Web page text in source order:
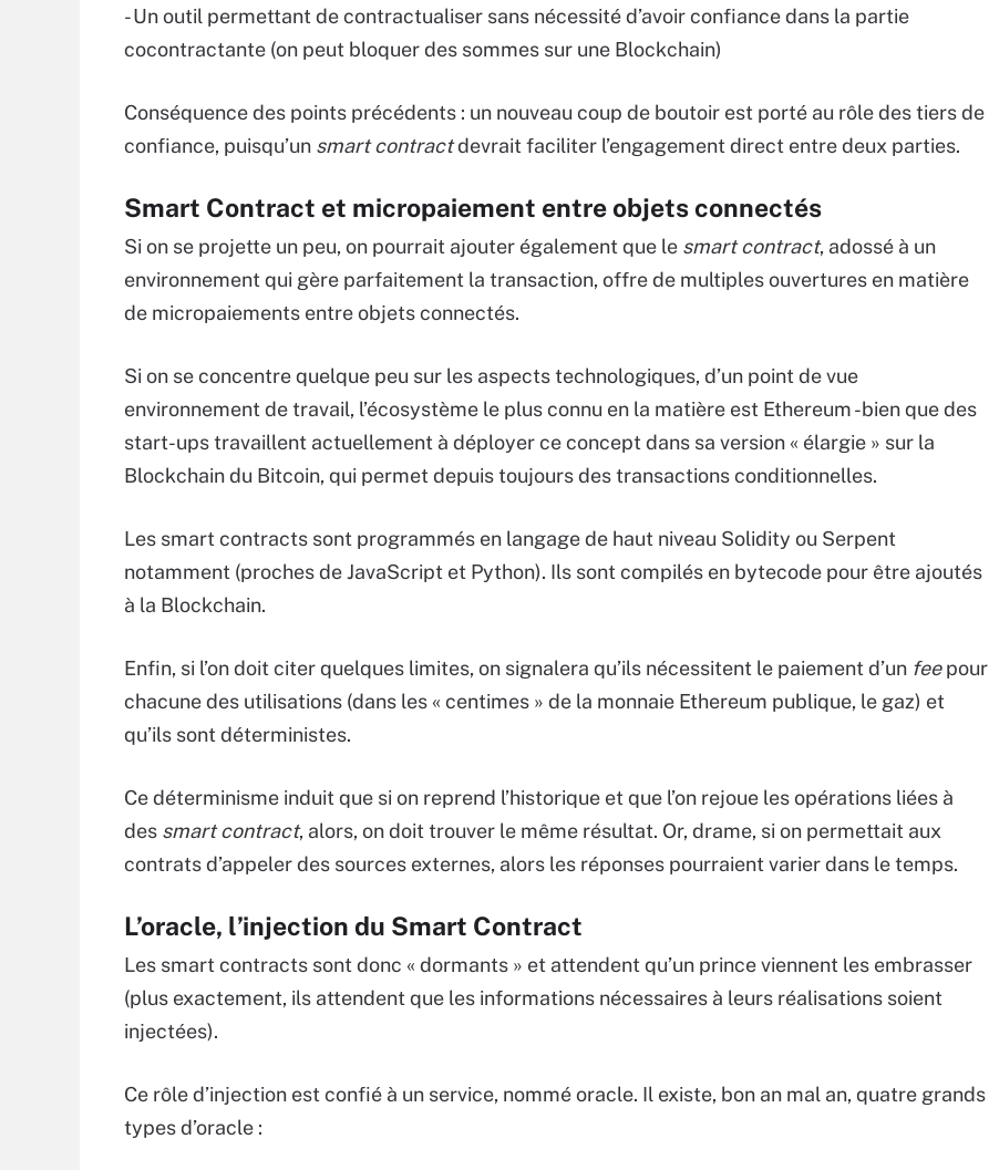
- Un outil permettant de contractualiser sans nécessité d’avoir confiance dans la partie
cocontractante (on peut bloquer des sommes sur une Blockchain)
Conséquence des points précédents : un nouveau coup de boutoir est porté au rôle des tiers de
confiance, puisqu’un smart contractdevrait faciliter l’engagement direct entre deux parties.
Smart Contract et micropaiement entre objets connectés
Si on se projette un peu, on pourrait ajouter également que le smart contract, adossé à un
environnement qui gère parfaitement la transaction, offre de multiples ouvertures en matière
de micropaiements entre objets connectés.
Si on se concentre quelque peu sur les aspects technologiques, d’un point de vue
environnement de travail, l’écosystème le plus connu en la matière est Ethereum -bien que des
start-ups travaillent actuellement à déployer ce concept dans sa version « élargie » sur la
Blockchain du Bitcoin, qui permet depuis toujours des transactions conditionnelles.
Les smart contracts sont programmés en langage de haut niveau Solidity ou Serpent
notamment (proches de JavaScript et Python). Ils sont compilés en bytecode pour être ajoutés
à la Blockchain.
Enfin, si l’on doit citer quelques limites, on signalera qu’ils nécessitent le paiement d’un feepour
chacune des utilisations (dans les « centimes » de la monnaie Ethereum publique, le gaz) et
qu’ils sont déterministes.
Ce déterminisme induit que si on reprend l’historique et que l’on rejoue les opérations liées à
des smart contract, alors, on doit trouver le même résultat. Or, drame, si on permettait aux
contrats d’appeler des sources externes, alors les réponses pourraient varier dans le temps.
L’oracle, l’injection du Smart Contract
Les smart contracts sont donc « dormants » et attendent qu’un prince viennent les embrasser
(plus exactement, ils attendent que les informations nécessaires à leurs réalisations soient
injectées).
Ce rôle d’injection est confié à un service, nommé oracle. Il existe, bon an mal an, quatre grands
types d’oracle :